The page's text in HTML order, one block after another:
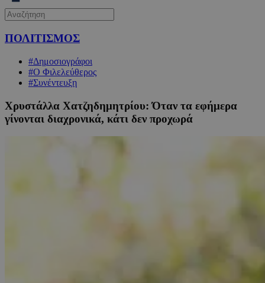
ΠΟΛΙΤΙΣΜΟΣ
#Δημοσιογράφοι
#Ο Φιλελεύθερος
#Συνέντευξη
Χρυστάλλα Χατζηδημητρίου: Όταν τα εφήμερα
γίνονται διαχρονικά, κάτι δεν προχωρά